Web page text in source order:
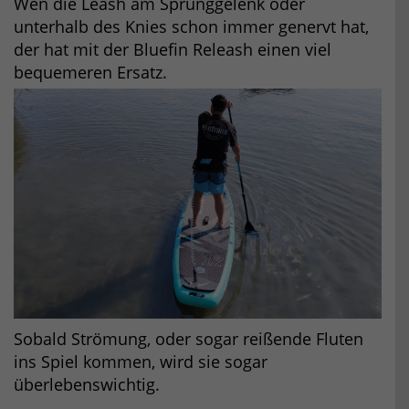
unterhalb des Knies schon immer genervt hat,
der hat mit der Bluefin Releash einen viel
bequemeren Ersatz.
Sobald Strömung, oder sogar reißende Fluten
ins Spiel kommen, wird sie sogar
überlebenswichtig.